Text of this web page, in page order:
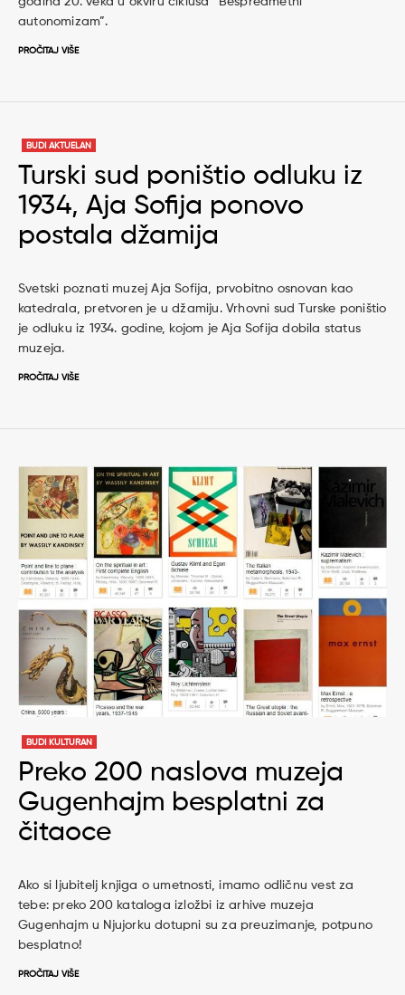
autonomizam”.
PROČITAJ VIŠE
BUDI AKTUELAN
Turski sud poništio odluku iz
1934, Aja Sofija ponovo
postala džamija
Svetski poznati muzej Aja Sofija, prvobitno osnovan kao
katedrala, pretvoren je u džamiju. Vrhovni sud Turske poništio
je odluku iz 1934. godine, kojom je Aja Sofija dobila status
muzeja.
PROČITAJ VIŠE
BUDI KULTURAN
Preko 200 naslova muzeja
Gugenhajm besplatni za
čitaoce
Ako si ljubitelj knjiga o umetnosti, imamo odličnu vest za
tebe: preko 200 kataloga izložbi iz arhive muzeja
Gugenhajm u Njujorku dotupni su za preuzimanje, potpuno
besplatno!
PROČITAJ VIŠE